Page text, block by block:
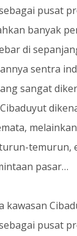
pusat
banyak
di
sentra
sangat
temurun,
pasar…
kawasan
pusat